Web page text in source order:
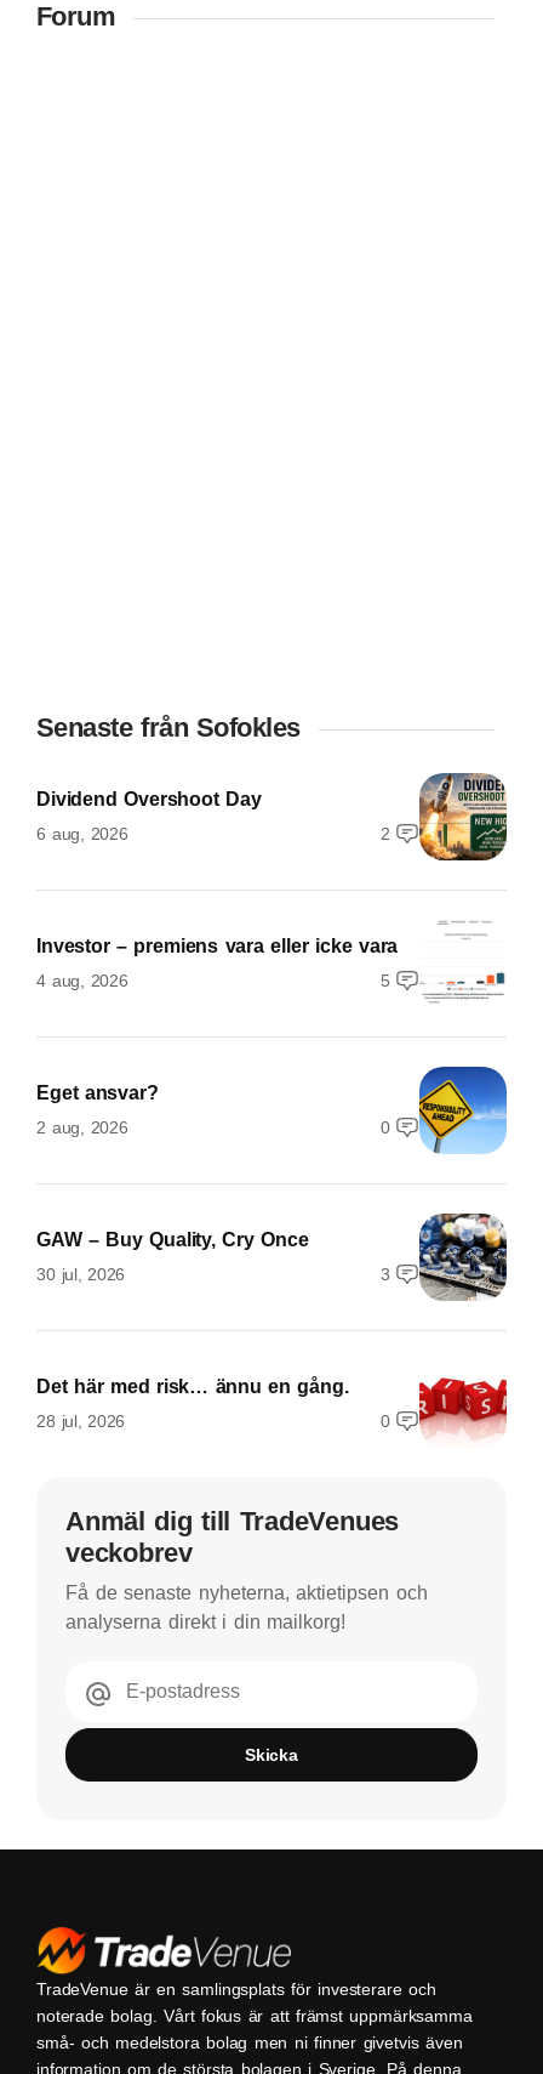
Forum
Senaste från Sofokles
Dividend Overshoot Day
6 aug, 2026 2
Investor – premiens vara eller icke vara
4 aug, 2026 5
Eget ansvar?
2 aug, 2026 0
GAW – Buy Quality, Cry Once
30 jul, 2026 3
Det här med risk… ännu en gång.
28 jul, 2026 0
Anmäl dig till TradeVenues
veckobrev
Få de senaste nyheterna, aktietipsen och
analyserna direkt i din mailkorg!
E-postadress
Skicka
TradeVenue är en samlingsplats för investerare och
noterade bolag. Vårt fokus är att främst uppmärksamma
små- och medelstora bolag men ni finner givetvis även
information om de största bolagen i Sverige. På denna